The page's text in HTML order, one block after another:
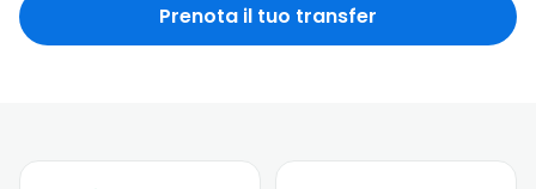
Prenota il tuo transfer